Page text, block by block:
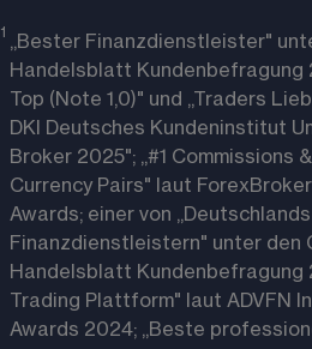
1 „Bester Finanzdienstleister"
Handelsblatt Kundenbefragung
Top (Note 1,0)" und „Traders
DKI Deutsches Kundeninstitut
Broker 2025"; „#1 Commissions
Currency Pairs" laut
Awards; einer von
Finanzdienstleistern" unter den
Handelsblatt Kundenbefragung
Trading Plattform" laut ADVFN
Awards 2024; „Beste